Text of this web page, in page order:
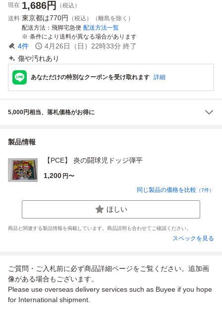
現在 1,686円
（税込）
送料 東京都は770円
（税込）（離島を除く）
配送方法
飛脚宅急便 配送方法一覧
条件により送料が異なる場合があります
4件 4月26日（日）22時33分 終了
傷や汚れあり
あなただけの特別なクーポンを受け取れます 詳細
5,000円相当、落札価格がお得に
製品情報
【PCE】 炎の闘球児ドッジ弾平
1,200 円〜
同じ製品の価格を比較 （7件）
ほしい
商品と関連する製品情報を掲載しています。商品説明も合わせてご確認ください。
スペックを見る
ご質問・ご入札前に必ず商品詳細ページをご覧ください。追加画
像がある場合もございます。
Please use overseas delivery services such as Buyee if you hope
for International shipment.